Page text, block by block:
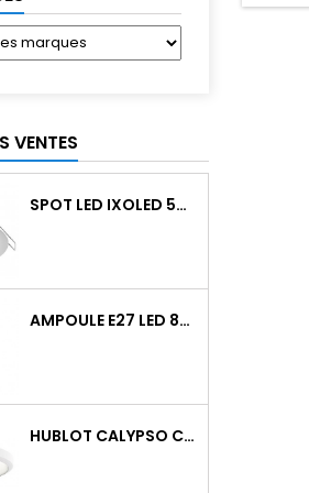
VENTES
SPOT LED IXOLED 5W ORIENTABLE CCT DIMMABLE 600LM IP65 BLANC BBC
AMPOULE E27 LED 8W RAPID PRO V2 4000K 810LM
HUBLOT CALYPSO CCT 9-18W 2000LM ON/OFF IK10 BLANC